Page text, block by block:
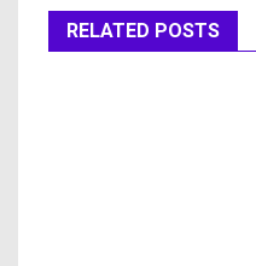
RELATED POSTS